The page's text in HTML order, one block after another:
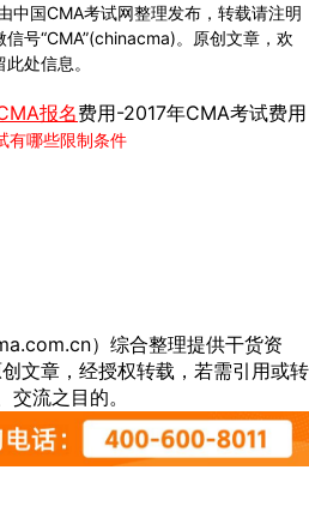
国CMA考试网整理发布，转载请注明
号“CMA”(chinacma)。原创文章，欢
处信息。
报名费用-2017年CMA考试费用
有哪些限制条件
）综合整理提供干货资
文章，经授权转载，若需引用或转
流之目的。